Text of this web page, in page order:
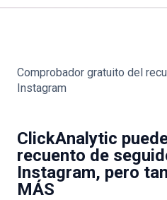
Comprobador gratuito del
Instagram
ClickAnalytic
recuento de
Instagram, pero
MÁS